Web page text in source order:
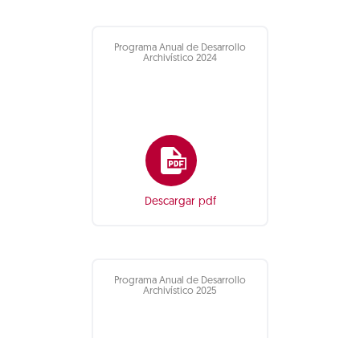
Programa Anual de Desarrollo
Archivístico 2024
Descargar pdf
Programa Anual de Desarrollo
Archivístico 2025